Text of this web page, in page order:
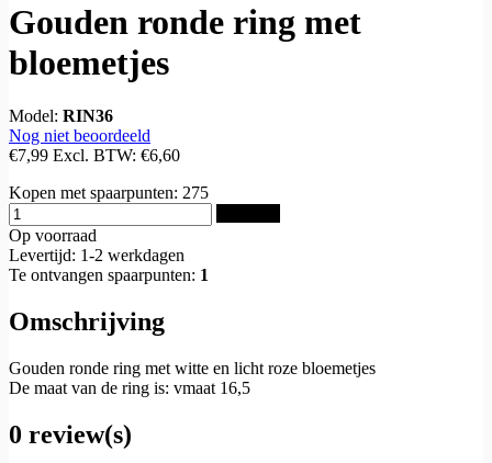
Gouden ronde ring met
bloemetjes
Model: RIN36
Nog niet beoordeeld
€7,99 Excl. BTW: €6,60
Kopen met spaarpunten: 275
Op voorraad
Levertijd: 1-2 werkdagen
Te ontvangen spaarpunten: 1
Omschrijving
Gouden ronde ring met witte en licht roze bloemetjes
De maat van de ring is: vmaat 16,5
0 review(s)